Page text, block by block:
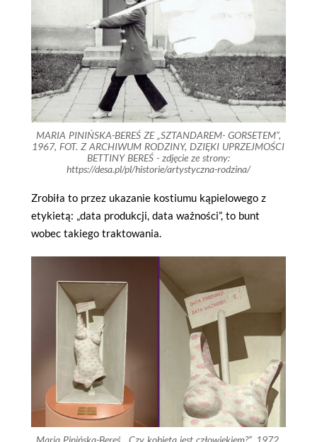
MARIA PINIŃSKA-BEREŚ ZE „SZTANDAREM- GORSETEM”,
1967, FOT. Z ARCHIWUM RODZINY, DZIĘKI UPRZEJMOŚCI
BETTINY BEREŚ - zdjęcie ze strony:
https://desa.pl/pl/historie/artystyczna-rodzina/
Zrobiła to przez ukazanie kostiumu kąpielowego z
etykietą: „data produkcji, data ważności”, to bunt
wobec takiego traktowania.